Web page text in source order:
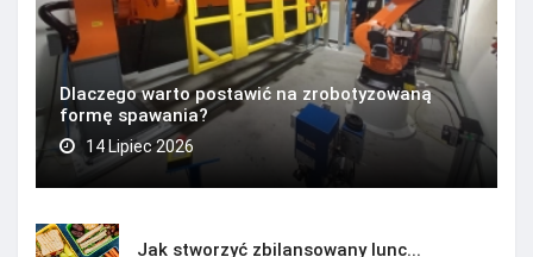
Dlaczego warto postawić na zrobotyzowaną
formę spawania?
14 Lipiec 2026
Jak stworzyć zbilansowany lunc...